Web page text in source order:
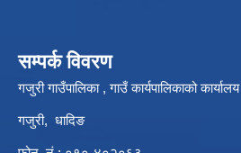
सम्पर्क विवरण
गजुरी गाउँपालिका , गाउँ कार्यपालिकाको कार्यालय
गजुरी, धादिङ